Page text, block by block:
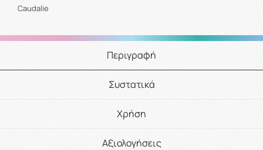
Caudalie
Περιγραφή
Συστατικά
Χρήση
Αξιολογήσεις